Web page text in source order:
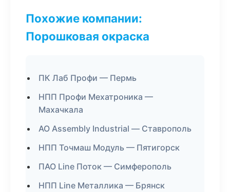
Похожие компании:
Порошковая окраска
ПК Лаб Профи — Пермь
НПП Профи Мехатроника —
Махачкала
АО Assembly Industrial — Ставрополь
НПП Точмаш Модуль — Пятигорск
ПАО Line Поток — Симферополь
НПП Line Металлика — Брянск